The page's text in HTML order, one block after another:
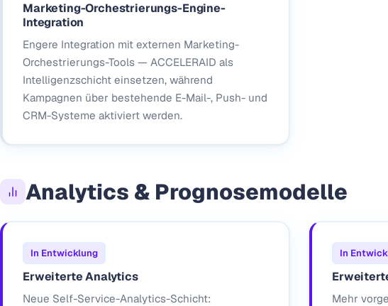
Marketing-Orchestrierungs-Engine-
Integration
Engere Integration mit externen Marketing-
Orchestrierungs-Tools — ACCELERAID als
Intelligenzschicht einsetzen, während
Kampagnen über bestehende E-Mail-, Push- und
CRM-Systeme aktiviert werden.
Analytics & Prognosemodelle
In Entwicklung
Erweiterte Analytics
Neue Self-Service-Analytics-Schicht:
In
Mehr